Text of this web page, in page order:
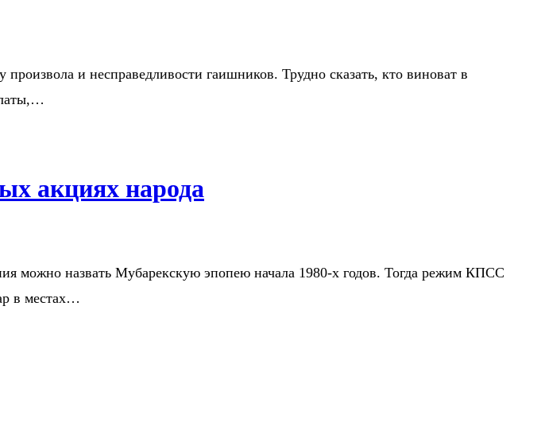
и несправедливости гаишников. Трудно сказать, кто виноват в
акциях народа
можно назвать Мубарекскую эпопею начала 1980-х годов. Тогда режим КПСС
в местах…